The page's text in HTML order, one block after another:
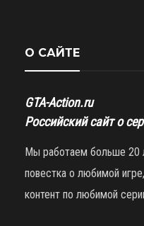
О САЙТЕ
GTA-Action.ru
Российский сайт о
Мы работаем больше 20
повестка о любимой
контент по любимой